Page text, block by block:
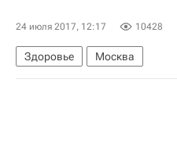
24 июля 2017, 12:17 10428
Здоровье Москва